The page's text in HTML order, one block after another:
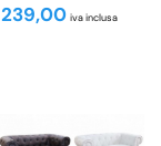
239,00 iva inclusa